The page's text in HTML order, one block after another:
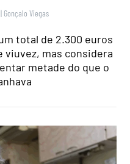
| Gonçalo Viegas
total de 2.300 euros
viuvez, mas considera
metade do que o